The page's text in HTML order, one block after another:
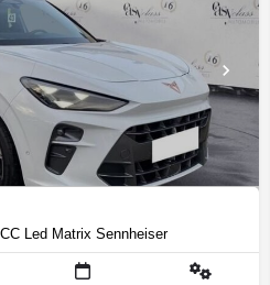
Led Matrix Sennheiser